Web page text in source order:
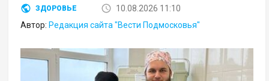
ЗДОРОВЬЕ
10.08.2026 11:10
Автор: Редакция сайта "Вести Подмосковья"